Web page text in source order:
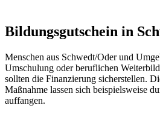
Bildungsgutschein in
Menschen aus Schwedt/Oder und
Umschulung oder beruflichen
sollten die Finanzierung sicherstellen.
Maßnahme lassen sich beispielsweise
auffangen.